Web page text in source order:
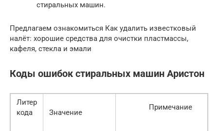
стиральных машин.
Предлагаем ознакомиться Как удалить известковый
налёт: хорошие средства для очистки пластмассы,
кафеля, стекла и эмали
Коды ошибок стиральных машин Аристон
Литер
кода
Значение
Примечание